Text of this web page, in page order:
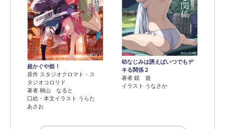
超かぐや姫！
原作 スタジオクロマト・ス
タジオコロリド
著者 桐山 なると
口絵・本文イラスト うらた
あさお
幼なじみは誘えばいつでもデ
キる関係２
著者 鏡 遊
イラスト うなさか